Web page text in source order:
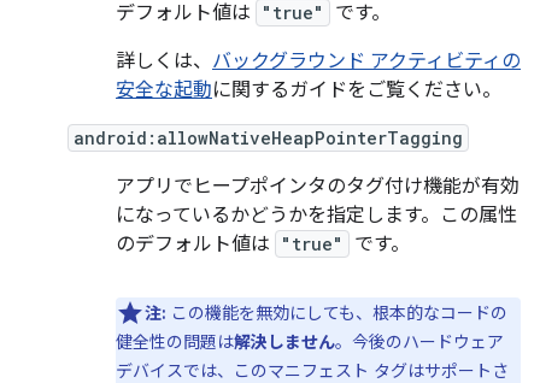
デフォルト値は
"true"
です。
詳しくは、 バックグラウンド アクティビティの
安全な起動に関するガイドをご覧ください。
android:allowNativeHeapPointerTagging
アプリでヒープポインタのタグ付け機能が有効
になっているかどうかを指定します。この属性
のデフォルト値は
"true" です。
注: この機能を無効にしても、根本的なコードの
健全性の問題は解決しません。今後のハードウェア
デバイスでは、このマニフェスト タグはサポートさ